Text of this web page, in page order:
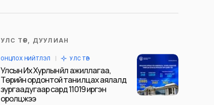
УЛС ТӨР, ДУУЛИАН
ОНЦЛОХ НИЙТЛЭЛ УЛС ТӨР
Улсын Их Хурлын үйл ажиллагаа,
Төрийн ордонтой танилцах аялалд
зургаадугаар сард 11019 иргэн
оролцжээ